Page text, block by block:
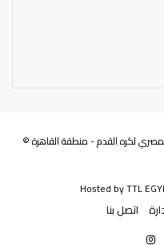
لكره القدم - منطقة القاهرة ©
Hosted byTTL
اتصل بنا